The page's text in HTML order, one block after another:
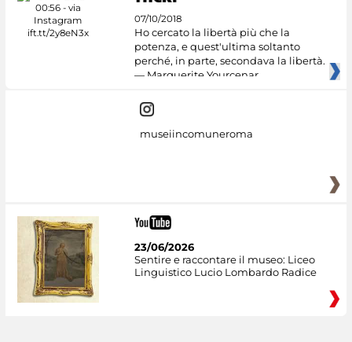
07/10/2018
Ho cercato la libertà più che la
potenza, e quest'ultima soltanto
perché, in parte, secondava la libertà.
— Marguerite Yourcenar
museiincomuneroma
23/06/2026
Sentire e raccontare il museo: Liceo
Linguistico Lucio Lombardo Radice